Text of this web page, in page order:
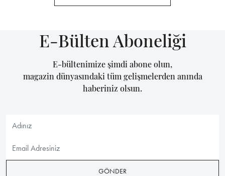
E-Bülten Aboneliği
E-bültenimize şimdi abone olun,
magazin dünyasındaki tüm gelişmelerden anında
haberiniz olsun.
GÖNDER